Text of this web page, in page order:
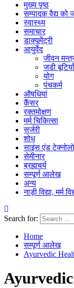
मुख्य पृष्ठ
सम्पादक वैद्य को
स्वास्थ्य
समाचार
डाक्यूमेंट्री
आयुर्वेद
जीवन
जडी बूटियाँ
योग
पंचकर्म
औषधियां
कैंसर
रक्तमोक्षण
मर्म चिकित्सा
सर्जरी
शोध
साइंस एंड
सेमीनार
ब्रह्मचर्य
सम्पूर्ण आलेख
अन्य
नाड़ी विद्या, मर्म
Search for:
Home
सम्पूर्ण आलेख
Ayurvedic